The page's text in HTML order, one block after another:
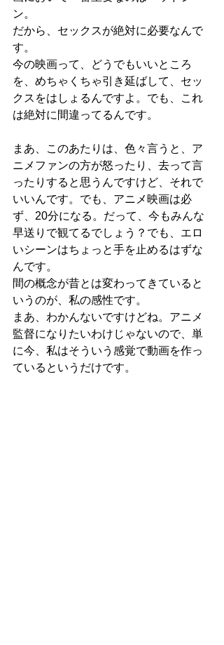
ン。
だから、セックスが絶対に必要なんで
す。
今の映画って、どうでもいいところ
を、めちゃくちゃ引き延ばして、セッ
クスをはしょるんですよ。でも、これ
は絶対に間違ってるんです。
まあ、このあたりは、色々言うと、ア
ニメファンの方が怒ったり、去って言
ったりすると思うんですけど、それで
いいんです。でも、アニメ映画は必
ず、20分になる。だって、今もみんな
早送りで観てるでしょう？でも、エロ
いシーンはちょっと手を止めるはずな
んです。
間の概念が昔とは変わってきていると
いうのが、私の感性です。
まあ、わかんないですけどね。アニメ
監督になりたいわけじゃないので、単
に今、私はそういう感覚で動画を作っ
ているというだけです。